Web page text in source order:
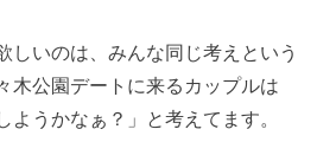
しいのは、みんな同じ考えという
木公園デートに来るカップルは
ようかなぁ？」と考えてます。